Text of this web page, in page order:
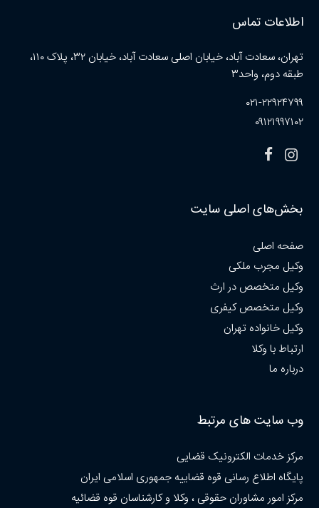
اطلاعات تماس
تهران، سعادت آباد، خیابان اصلی سعادت آباد، خیابان ۳۲، پلاک ۱۱۰،
طبقه دوم، واحد۳
۰۲۱-۲۲۹۲۴۷۹۹
۰۹۱۲۱۹۹۷۱۰۲
بخش‌های اصلی سایت
صفحه اصلی
وکیل مجرب ملکی
وکیل متخصص در ارث
وکیل متخصص کیفری
وکیل خانواده تهران
ارتباط با وکلا
درباره ما
وب سایت های مرتبط
مرکز خدمات الکترونیک قضایی
پایگاه اطلاع رسانی قوه قضاییه جمهوری اسلامی ایران
مرکز امور مشاوران حقوقی ، وکلا و کارشناسان قوه قضائیه